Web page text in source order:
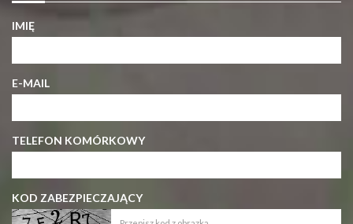
IMIĘ
E-MAIL
TELEFON KOMÓRKOWY
KOD ZABEZPIECZAJĄCY